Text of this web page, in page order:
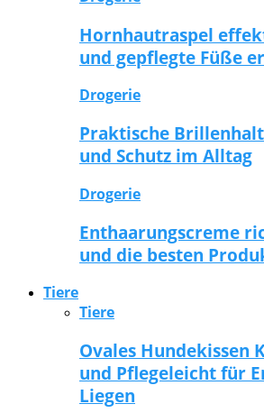
Hornhautraspel
und gepflegte Füße
Drogerie
Praktische
und Schutz im Alltag
Drogerie
Enthaarungscreme
und die besten
Tiere
Tiere
Ovales Hundekissen
und Pflegeleicht für
Liegen